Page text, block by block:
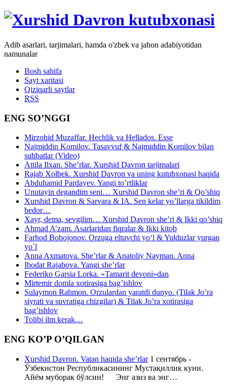
Adib asarlari, tarjimalari, hamda o'zbek va jahon adabiyotidan
namunalar
Bosh sahifa
Sayt xaritasi
Qiziqarli saytlar
RSS
ENG SO’NGGI
Mirzohid Muzaffar. Hechlik va Hellados. Esse
Najmiddin Komilov. Tasavvuf & Najmiddin Komilov bilan
suhbatlar (Video)
Attila Ilxan. She’rlar. Xurshid Davron tarjimalari
Rajab Xolbek. Xurshid Davron va uning kutubxonasi haqida
Abduhamid Pardayev. Yangi to’rtliklar
Unutayin degandim seni… Xurshid Davron she’ri & Qo’shiq
Xurshid Davron & Sarvara & IA. Sen kelar yo’llarga tikildim
bedor…
Xayr, dema, sevgilim… Xurshid Davron she’ri & Ikki qo’shiq
Ahmad A’zam. Asarlaridan fiqralar & Ikki kitob
Farhod Bobojonov. Orzuga eltuvchi yo‘l & Yulduzlar yurgan
yo`l
Anna Axmatova. She’rlar & Anatoliy Nayman. Anna
Ibodat Rajabova. Yangi she’rlar
Federiko Garsia Lorka. «Tamarit devoni»dan
Mirtemir domla xotirasiga bag’ishlov
Sulaymon Rahmon. Orzulardan yaratdi dunyo. (Tilak Jo’ra
siyrati va suvratiga chizgilar) & Tilak Jo’ra xotirasiga
bag’ishlov
Tolibi ilm kerak…
ENG KO’P O’QILGAN
Xurshid Davron. Vatan haqida she’rlar1 сентябрь -
Ўзбекистон Республикасининг Мустақиллик куни.
Айём муборак бўлсин! Энг азиз ва энг…